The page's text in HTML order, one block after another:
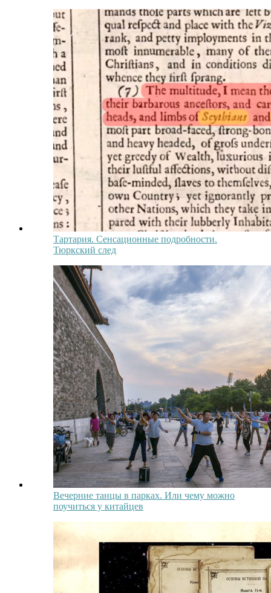
Тартария. Сенсационные подробности.
Тюркский след
Вечерние танцы в парках. Или чему можно
поучиться у китайцев